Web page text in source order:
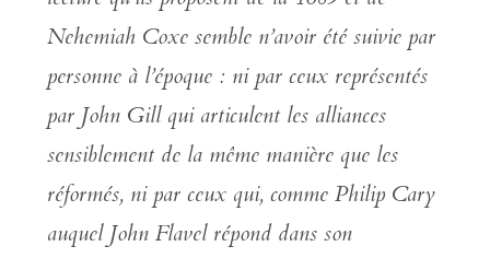
Nehemiah Coxe semble n’avoir été suivie par
personne à l’époque : ni par ceux représentés
par John Gill qui articulent les alliances
sensiblement de la même manière que les
réformés, ni par ceux qui, comme Philip Cary
auquel John Flavel répond dans son